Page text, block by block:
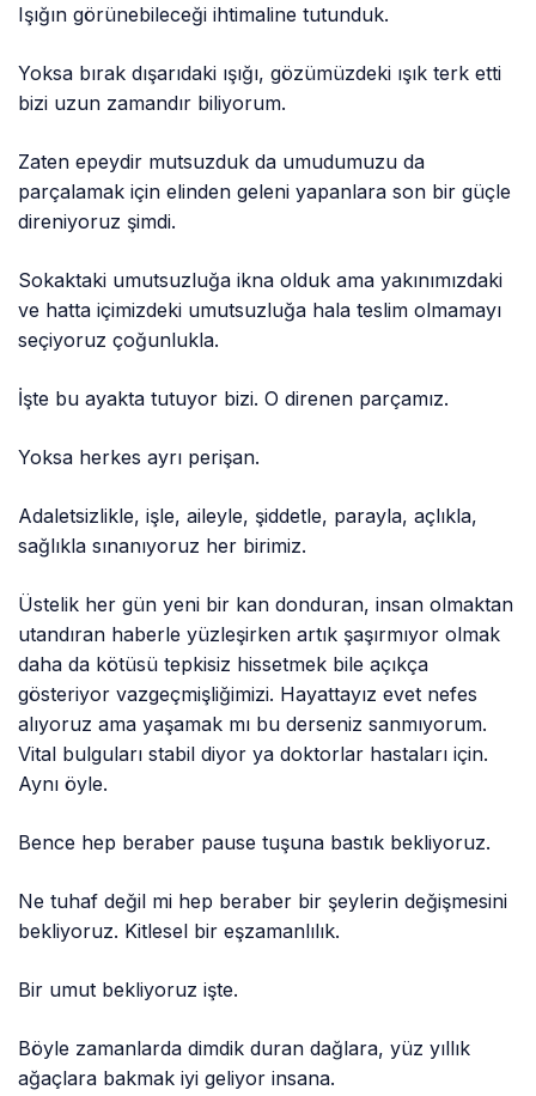
Işığın görünebileceği ihtimaline tutunduk.
Yoksa bırak dışarıdaki ışığı, gözümüzdeki ışık terk etti
bizi uzun zamandır biliyorum.
Zaten epeydir mutsuzduk da umudumuzu da
parçalamak için elinden geleni yapanlara son bir güçle
direniyoruz şimdi.
Sokaktaki umutsuzluğa ikna olduk ama yakınımızdaki
ve hatta içimizdeki umutsuzluğa hala teslim olmamayı
seçiyoruz çoğunlukla.
İşte bu ayakta tutuyor bizi. O direnen parçamız.
Yoksa herkes ayrı perişan.
Adaletsizlikle, işle, aileyle, şiddetle, parayla, açlıkla,
sağlıkla sınanıyoruz her birimiz.
Üstelik her gün yeni bir kan donduran, insan olmaktan
utandıran haberle yüzleşirken artık şaşırmıyor olmak
daha da kötüsü tepkisiz hissetmek bile açıkça
gösteriyor vazgeçmişliğimizi. Hayattayız evet nefes
alıyoruz ama yaşamak mı bu derseniz sanmıyorum.
Vital bulguları stabil diyor ya doktorlar hastaları için.
Aynı öyle.
Bence hep beraber pause tuşuna bastık bekliyoruz.
Ne tuhaf değil mi hep beraber bir şeylerin değişmesini
bekliyoruz. Kitlesel bir eşzamanlılık.
Bir umut bekliyoruz işte.
Böyle zamanlarda dimdik duran dağlara, yüz yıllık
ağaçlara bakmak iyi geliyor insana.